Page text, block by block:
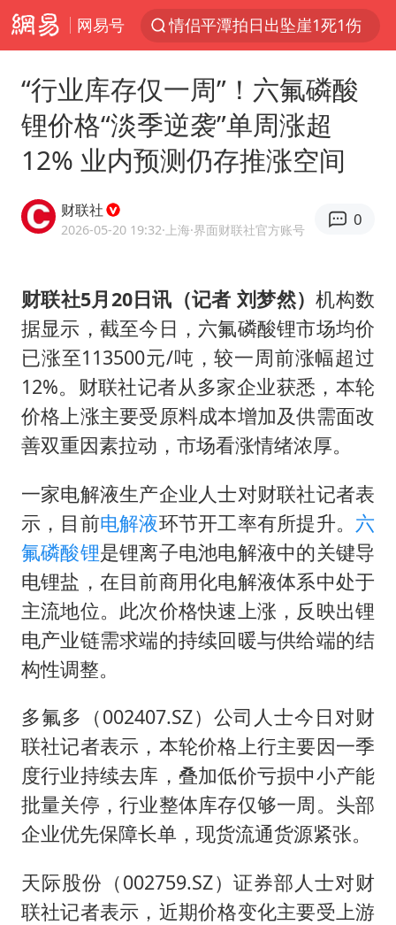
网易号
情侣平潭拍日出坠崖1死1伤
白海豚将正面袭击贯穿浙江
酒店回应车内过夜被收150元
酒店花洒现排泄物住客索赔遭拒
夏日经济乘“热”而上 消费市场向“新”而行
36岁男演员成景区NPC后人气爆棚
新疆优化调整景区内自驾服务费
全民健身事业高质量发展
乐享全民健身 共筑健康中国
“行业库存仅一周”！六氟磷酸
锂价格“淡季逆袭”单周涨超
12% 业内预测仍存推涨空间
财联社
2026-05-20 19:32·上海·界面财联社官方账号
0
财联社5月20日讯（记者 刘梦然）机构数
据显示，截至今日， 六氟磷酸锂市场均价
已涨至113500元/吨，较一周前涨幅超过
12%。财联社记者从多家企业获悉，本轮
价格上涨主要受原料成本增加及供需面改
善双重因素拉动，市场看涨情绪浓厚。
一家电解液生产企业人士对财联社记者表
示，目前电解液环节开工率有所提升。 六
氟磷酸锂是锂离子电池电解液中的关键导
电锂盐，在目前商用化电解液体系中处于
主流地位。此次价格快速上涨，反映出锂
电产业链需求端的持续回暖与供给端的结
构性调整。
多氟多（002407.SZ）公司人士今日对财
联社记者表示，本轮价格上行主要因一季
度行业持续去库，叠加低价亏损中小产能
批量关停，行业整体库存仅够一周。头部
企业优先保障长单，现货流通货源紧张。
天际股份（002759.SZ）证券部人士对财
联社记者表示，近期价格变化主要受上游